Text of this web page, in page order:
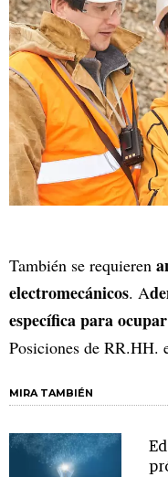
También se requieren
electromecánicos. A
específica para
Posiciones de RR.HH.
MIRA TAMBIÉN